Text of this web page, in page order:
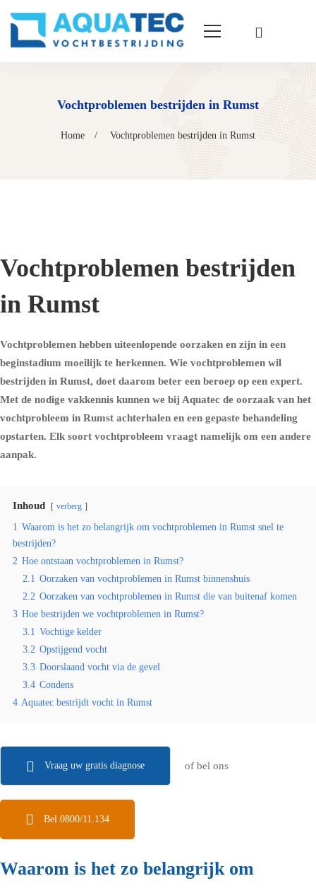
Vochtproblemen bestrijden in Rumst
Home Vochtproblemen bestrijden in Rumst
Vochtproblemen bestrijden
in Rumst
Vochtproblemen hebben uiteenlopende oorzaken en zijn in een
beginstadium moeilijk te herkennen. Wie vochtproblemen wil
bestrijden in Rumst, doet daarom beter een beroep op een expert.
Met de nodige vakkennis kunnen we bij Aquatec de oorzaak van het
vochtprobleem in Rumst achterhalen en een gepaste behandeling
opstarten. Elk soort vochtprobleem vraagt namelijk om een andere
aanpak.
Inhoud verberg
1 Waarom is het zo belangrijk om vochtproblemen in Rumst snel te
bestrijden?
2 Hoe ontstaan vochtproblemen in Rumst?
2.1 Oorzaken van vochtproblemen in Rumst binnenshuis
2.2 Oorzaken van vochtproblemen in Rumst die van buitenaf komen
3 Hoe bestrijden we vochtproblemen in Rumst?
3.1 Vochtige kelder
3.2 Opstijgend vocht
3.3 Doorslaand vocht via de gevel
3.4 Condens
4 Aquatec bestrijdt vocht in Rumst
Vraag uw gratis diagnose of bel ons
Bel 0800/11.134
Waarom is het zo belangrijk om